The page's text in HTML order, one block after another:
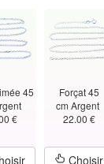
45
€
Forçat 45
cm Argent
22.00 €
Choisir